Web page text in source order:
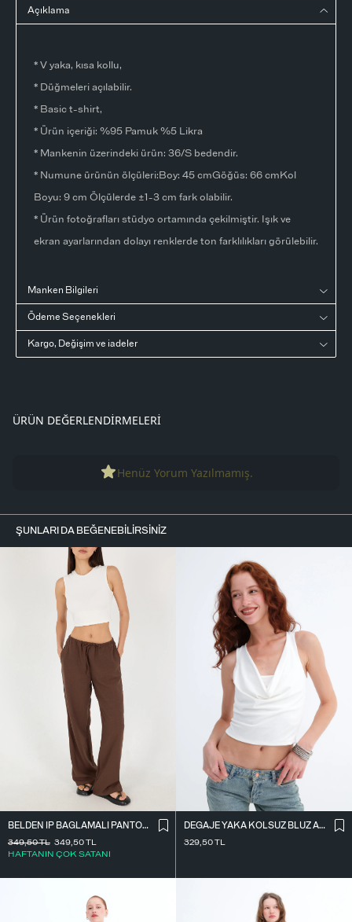
Açıklama
* V yaka, kısa kollu,
* Düğmeleri açılabilir.
* Basic t-shirt,
* Ürün içeriği: %95 Pamuk %5 Likra
* Mankenin üzerindeki ürün: 36/S bedendir.
* Numune ürünün ölçüleri:Boy: 45 cmGöğüs: 66 cmKol
Boyu: 9 cm Ölçülerde ±1-3 cm fark olabilir.
* Ürün fotoğrafları stüdyo ortamında çekilmiştir. Işık ve
ekran ayarlarından dolayı renklerde ton farklılıkları görülebilir.
Manken Bilgileri
Ödeme Seçenekleri
Kargo, Değişim ve iadeler
ÜRÜN DEĞERLENDIRMELERI
Henüz Yorum Yazılmamış.
ŞUNLARI DA BEĞENEBILIRSINIZ
BELDEN İ̇P BAĞLAMALI PANTOLON PN16372-İ6
349,50TL
HAFTANIN ÇOK SATANI
349,50TL
DEGAJE YAKA KOLSUZ BLUZ A0980
329,50TL